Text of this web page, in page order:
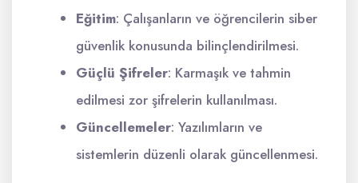
Eğitim: Çalışanların ve öğrencilerin siber
güvenlik konusunda bilinçlendirilmesi.
Güçlü Şifreler: Karmaşık ve tahmin
edilmesi zor şifrelerin kullanılması.
Güncellemeler: Yazılımların ve
sistemlerin düzenli olarak güncellenmesi.